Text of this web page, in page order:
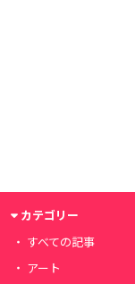
カテゴリー
すべての記事
アート